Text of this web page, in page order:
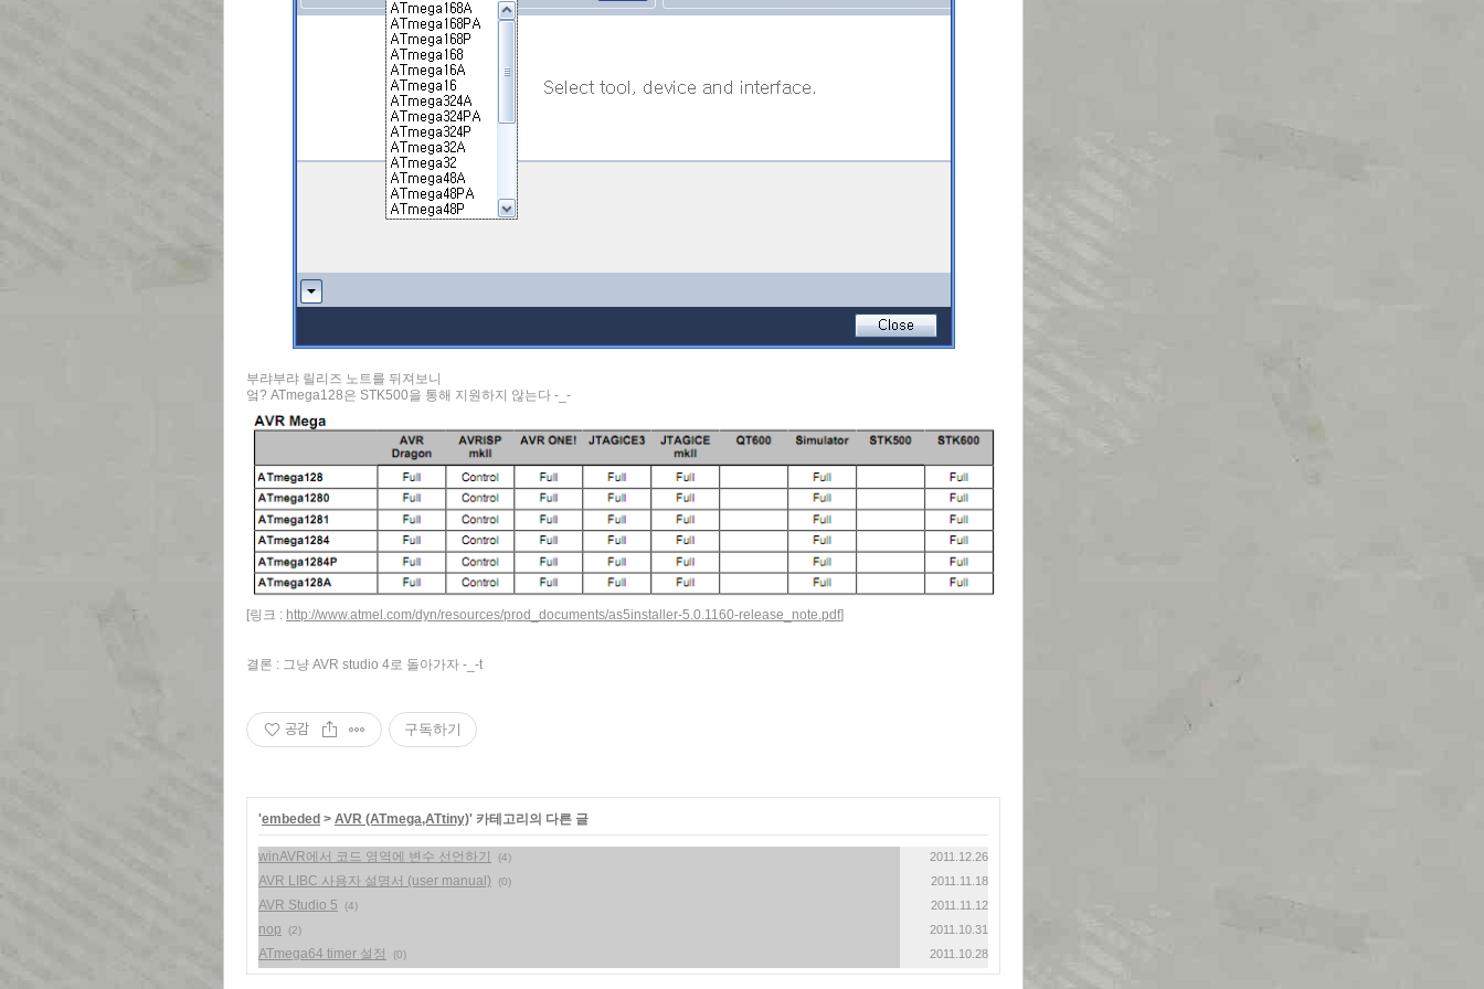
부랴부랴 릴리즈 노트를 뒤져보니
엌? ATmega128은 STK500을 통해 지원하지 않는다 -_-
[링크 : http://www.atmel.com/dyn/resources/prod_documents/as5installer-5.0.1160-release_note.pdf]
결론 : 그냥 AVR studio 4로 돌아가자 -_-t
공감 구독하기
'embeded > AVR (ATmega,ATtiny)' 카테고리의 다른 글
winAVR에서 코드 영역에 변수 선언하기 (4) 2011.12.26
AVR LIBC 사용자 설명서 (user manual) (0) 2011.11.18
AVR Studio 5 (4) 2011.11.12
nop (2) 2011.10.31
ATmega64 timer 설정 (0) 2011.10.28